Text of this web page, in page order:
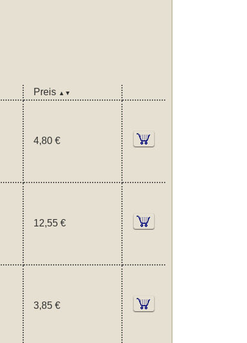
Preis ▲▼
4,80 €
12,55 €
3,85 €